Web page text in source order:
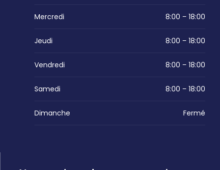
Mercredi 8:00 – 18:00
Jeudi 8:00 – 18:00
Vendredi 8:00 – 18:00
Samedi 8:00 – 18:00
Dimanche Fermé